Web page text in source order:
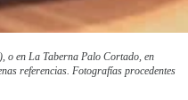
o en La Taberna Palo Cortado, en
referencias. Fotografías procedentes